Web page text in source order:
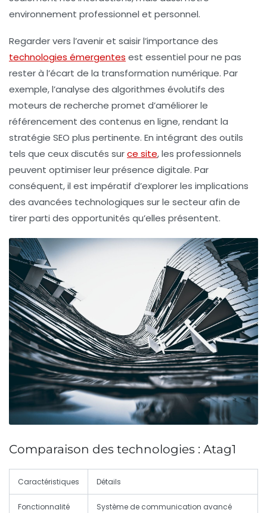
environnement professionnel et personnel.
Regarder vers l’avenir et saisir l’importance des
technologies émergentes est essentiel pour ne pas
rester à l’écart de la transformation numérique. Par
exemple, l’analyse des algorithmes évolutifs des
moteurs de recherche promet d’améliorer le
référencement des contenus en ligne, rendant la
stratégie SEO plus pertinente. En intégrant des outils
tels que ceux discutés surce site, les professionnels
peuvent optimiser leur présence digitale. Par
conséquent, il est impératif d’explorer les implications
des avancées technologiques sur le secteur afin de
tirer parti des opportunités qu’elles présentent.
Comparaison des technologies : Atag1
Caractéristiques Détails
Fonctionnalité
Système de communication avancé